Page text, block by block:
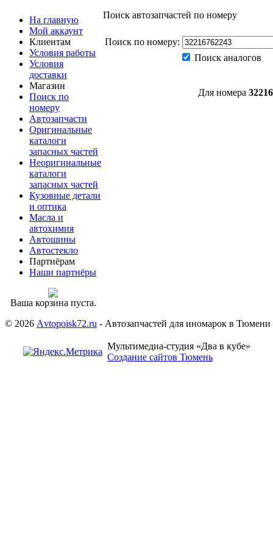
На главную
Мой аккаунт
Клиентам
Условия работы
Условия
доставки
Магазин
Поиск по
номеру
Автозапчасти
Оригинальные
каталоги
запасных частей
Неоригинальные
каталоги
запасных частей
Кузовные детали
и оптика
Масла и
автохимия
Автошины
Автостекло
Партнёрам
Наши партнёры
Ваша корзина пуста.
Поиск автозапчастей по номеру
Поиск по номеру:
Поиск аналогов
Для номера
© 2026 Аvtopoisk72.ru - Автозапчастей для иномарок в Тюмени
Мультимедиа-студия «Два в кубе»
Создание сайтов Тюмень